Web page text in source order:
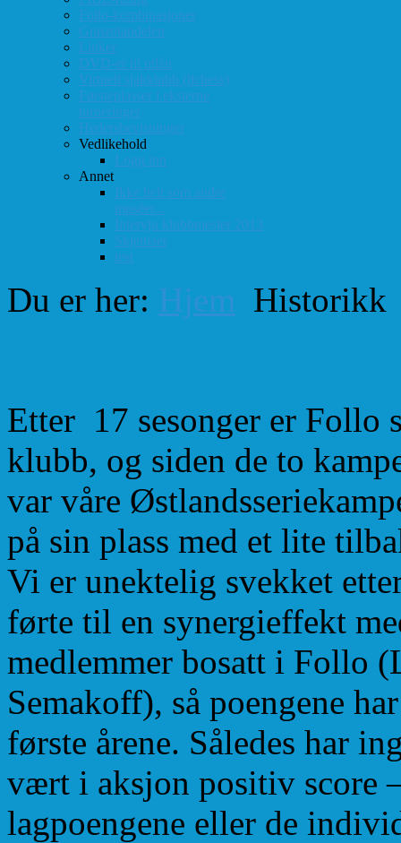
Follo-kombinasjoner
Grasrotandelen
Linker
DVD-er til utlån
Virtuell sjakklubb (lichess)
Førsteplasser i eksterne
turneringer
Hedersbevisninger
Vedlikehold
Logg inn
Annet
Ikke helt som andre
muséer...
Intervju klubbmester 2013
Skjemaer
test
Du er her: Hjem Historikk
Etter 17 sesonger er Follo
klubb, og siden de to
var våre
på sin plass med et lite
Vi er unektelig svekket
førte til en synergieffekt
medlemmer bosatt i Follo
Semakoff), så poengene
første årene. Således har
vært i aksjon positiv score
lagpoengene eller de